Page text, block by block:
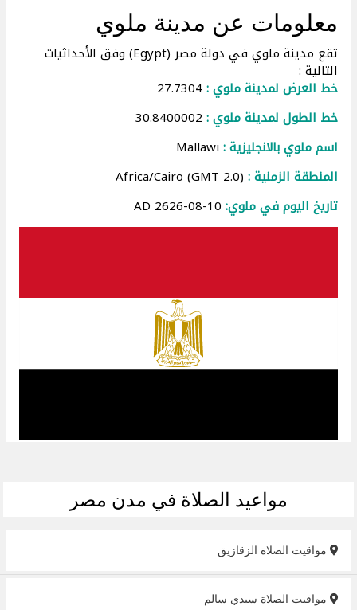
معلومات عن مدينة ملوي
تقع مدينة ملوي في دولة مصر (Egypt) وفق الأحداثيات
التالية :
خط العرض لمدينة ملوي :27.7304
خط الطول لمدينة ملوي :
اسم ملوي بالانجليزية :
المنطقة الزمنية :
تاريخ اليوم في ملوي:
مواعيد الصلاة في مدن مصر
مواقيت الصلاة الزقازيق
مواقيت الصلاة سيدي سالم